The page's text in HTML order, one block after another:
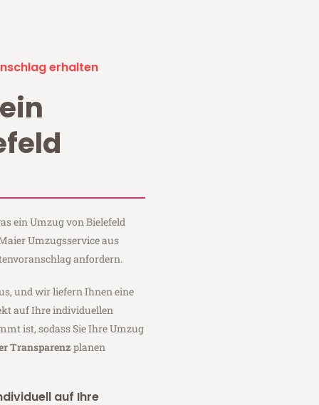
erhalten
ein Umzug von Bielefeld
Umzugsservice aus
anfordern.
und wir liefern Ihnen eine
auf Ihre individuellen
ist, sodass Sie Ihre Umzug
Transparenz planen
auf Ihre